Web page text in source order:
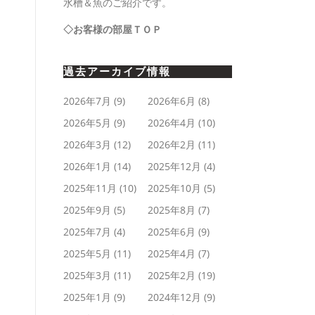
◇お客様の部屋ＴＯＰ
過去アーカイブ情報
2026年7月 (9) 2026年6月 (8)
2026年5月 (9) 2026年4月 (10)
2026年3月 (12) 2026年2月 (11)
2026年1月 (14) 2025年12月 (4)
2025年11月 (10) 2025年10月 (5)
2025年9月 (5) 2025年8月 (7)
2025年7月 (4) 2025年6月 (9)
2025年5月 (11) 2025年4月 (7)
2025年3月 (11) 2025年2月 (19)
2025年1月 (9) 2024年12月 (9)